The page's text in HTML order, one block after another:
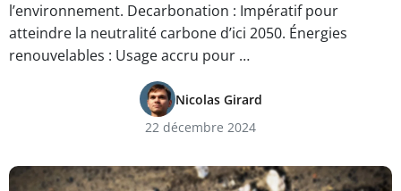
l’environnement. Decarbonation : Impératif pour
atteindre la neutralité carbone d’ici 2050. Énergies
renouvelables : Usage accru pour …
Nicolas Girard
22 décembre 2024